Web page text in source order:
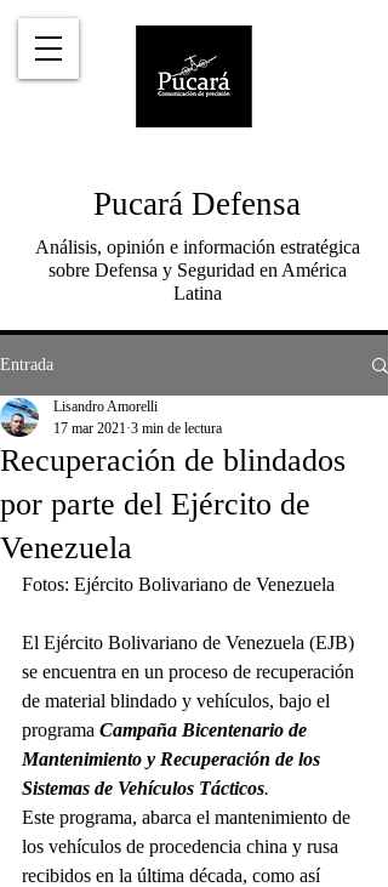
Pucará Defensa
Análisis, opinión e información estratégica
sobre Defensa y Seguridad en América
Latina
Entrada
Recuperación de blindados
por parte del Ejército de
Venezuela
Lisandro Amorelli
17 mar 2021 3 min de lectura
Fotos: Ejército Bolivariano de Venezuela
El Ejército Bolivariano de Venezuela (EJB)
se encuentra en un proceso de recuperación
de material blindado y vehículos, bajo el
programa Campaña Bicentenario de
Mantenimiento y Recuperación de los
Sistemas de Vehículos Tácticos.
Este programa, abarca el mantenimiento de
los vehículos de procedencia china y rusa
recibidos en la última década, como así